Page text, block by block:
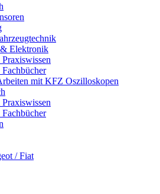
Elektronik
mit KFZ Oszilloskopen
/ Fiat